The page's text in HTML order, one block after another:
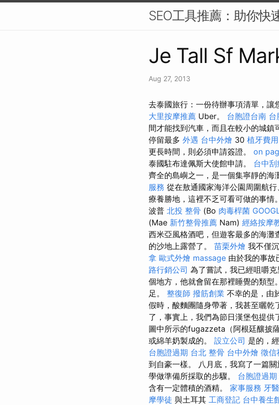
SEO工具推薦：助你快
Je Tall Sf
Aug 27, 2013
去泰國旅行：一份待辦事項清單，
大里按摩推薦 Uber。 台胞證台南 台
間才能找到汽車，而且在較小的城鎮
停留最多 外遇 台中外燴 30 植牙費用
更長時間，則必須申請簽證。 on
泰國駐布達佩斯大使館申請。 台中
齊全的島嶼之一，是一個集寧靜的海
服務 從在敖通國家海洋公園周圍航
療養勝地，這裡不乏可看可做的事情
波普 北投 整骨 (Bo 肉毒桿菌
(Mae 新竹整骨推薦 Nam) 經絡按摩
西米亞風格酒吧，但遊客最多的海
的沙地上露營了。 苗栗外燴 我不僅
拿 歐式外燴 massage 由於我的事故
路行銷公司 為了嘗試，我已經咀嚼
個地方，他就會留在那裡睡覺的類型
足。 整復師 撥筋創業 不幸的是，由
假時，酸麵團隨身帶著，我甚至曬乾
了，事實上，我們為節日漢堡包提供
圖中所示的fugazzeta（阿根廷釀披
或綿羊奶製成的。 設立公司 是的，
台胞證過期 台北 整骨 台中外燴 徵信
到自豪一樣。 八月底，我寫了一篇
學做準備所採取的步驟。 台胞證過期
含有一定體積的酒精。 家事服務 牙
摩學徒 與土耳其 工商登記 台中養生